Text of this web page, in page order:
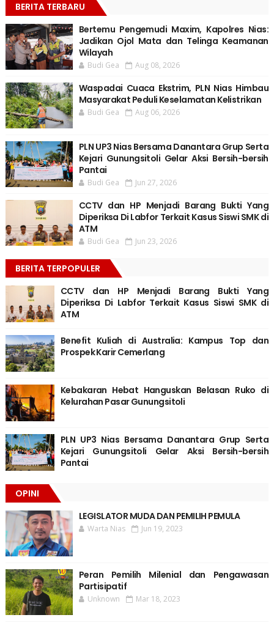
BERITA TERBARU
Bertemu Pengemudi Maxim, Kapolres Nias:
Jadikan Ojol Mata dan Telinga Keamanan
Wilayah
Budi Gea Aug 08, 2026
Waspadai Cuaca Ekstrim, PLN Nias Himbau
Masyarakat Peduli Keselamatan Kelistrikan
Budi Gea Aug 06, 2026
PLN UP3 Nias Bersama Danantara Grup Serta
Kejari Gunungsitoli Gelar Aksi Bersih-bersih
Pantai
Budi Gea Jun 27, 2026
CCTV dan HP Menjadi Barang Bukti Yang
Diperiksa Di Labfor Terkait Kasus Siswi SMK di
ATM
Budi Gea Jun 23, 2026
BERITA TERPOPULER
CCTV dan HP Menjadi Barang Bukti Yang
Diperiksa Di Labfor Terkait Kasus Siswi SMK di
ATM
Benefit Kuliah di Australia: Kampus Top dan
Prospek Karir Cemerlang
Kebakaran Hebat Hanguskan Belasan Ruko di
Kelurahan Pasar Gunungsitoli
PLN UP3 Nias Bersama Danantara Grup Serta
Kejari Gunungsitoli Gelar Aksi Bersih-bersih
Pantai
OPINI
LEGISLATOR MUDA DAN PEMILIH PEMULA
Warta Nias Jun 19, 2023
Peran Pemilih Milenial dan Pengawasan
Partisipatif
Unknown Mar 18, 2023